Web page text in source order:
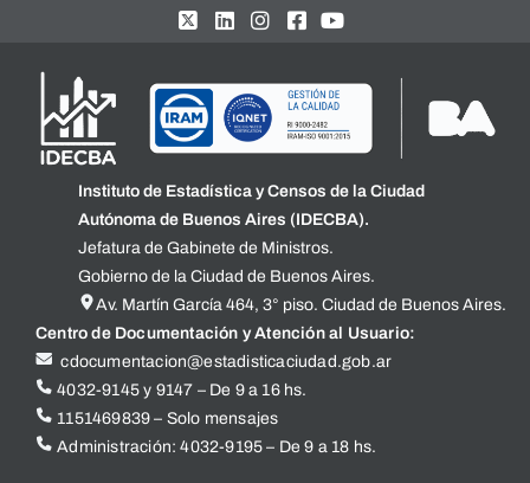
Instituto de Estadística y Censos de la Ciudad
Autónoma de Buenos Aires (IDECBA).
Jefatura de Gabinete de Ministros.
Gobierno de la Ciudad de Buenos Aires.
Av. Martín García 464, 3° piso. Ciudad de Buenos Aires.
Centro de Documentación y Atención al Usuario:
cdocumentacion@estadisticaciudad.gob.ar
4032-9145 y 9147 – De 9 a 16 hs.
1151469839 – Solo mensajes
Administración: 4032-9195 – De 9 a 18 hs.